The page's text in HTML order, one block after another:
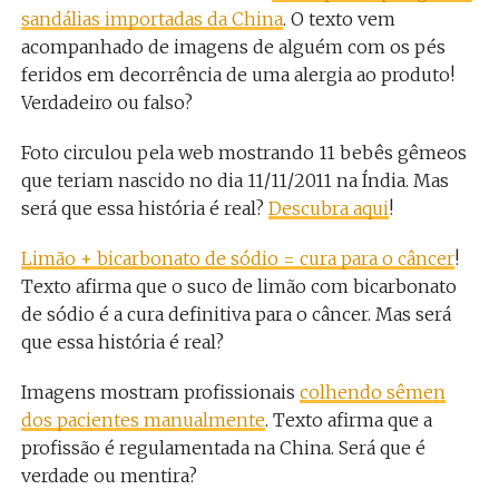
sandálias importadas da China. O texto vem
acompanhado de imagens de alguém com os pés
feridos em decorrência de uma alergia ao produto!
Verdadeiro ou falso?
Foto circulou pela web mostrando 11 bebês gêmeos
que teriam nascido no dia 11/11/2011 na Índia. Mas
será que essa história é real? Descubra aqui!
Limão + bicarbonato de sódio = cura para o câncer!
Texto afirma que o suco de limão com bicarbonato
de sódio é a cura definitiva para o câncer. Mas será
que essa história é real?
Imagens mostram profissionais colhendo sêmen
dos pacientes manualmente. Texto afirma que a
profissão é regulamentada na China. Será que é
verdade ou mentira?